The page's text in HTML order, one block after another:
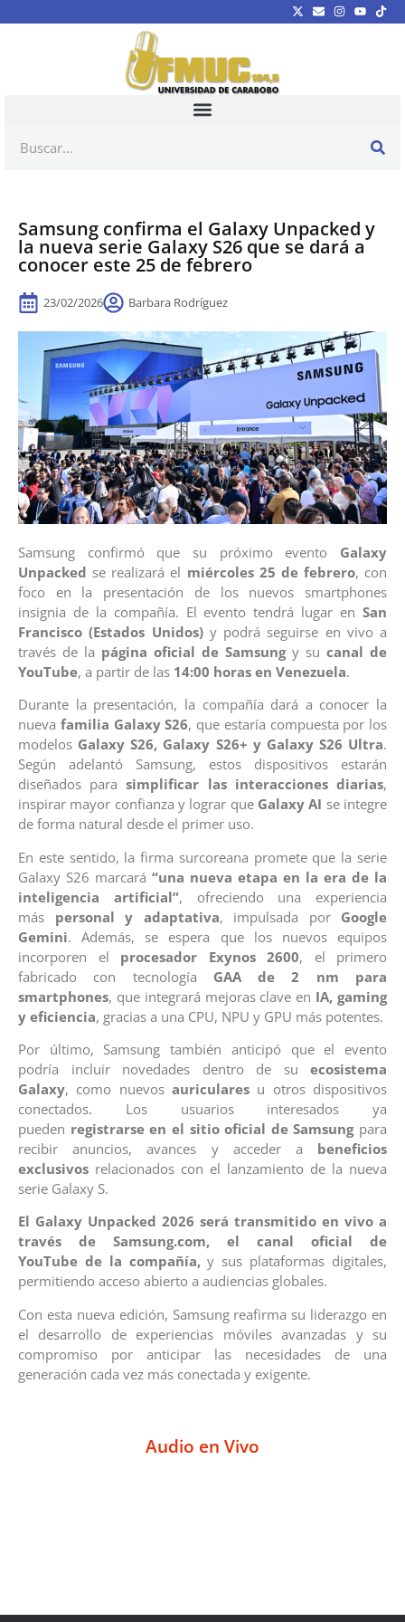
Samsung confirma el Galaxy Unpacked y
la nueva serie Galaxy S26 que se dará a
conocer este 25 de febrero
23/02/2026 Barbara Rodríguez
Samsung confirmó que su próximo evento Galaxy
Unpacked se realizará el miércoles 25 de febrero, con
foco en la presentación de los nuevos smartphones
insignia de la compañía. El evento tendrá lugar en San
Francisco (Estados Unidos)y podrá seguirse en vivo a
través de la página oficial de Samsungy su canal de
YouTube, a partir de las 14:00 horas en Venezuela.
Durante la presentación, la compañía dará a conocer la
nueva familia Galaxy S26, que estaría compuesta por los
modelos Galaxy S26, Galaxy S26+ y Galaxy S26 Ultra.
Según adelantó Samsung, estos dispositivos estarán
diseñados parasimplificar las interacciones diarias,
inspirar mayor confianza y lograr que Galaxy AI se integre
de forma natural desde el primer uso.
En este sentido, la firma surcoreana promete que la serie
Galaxy S26 marcará “una nueva etapa en la era de la
inteligencia artificial”, ofreciendo una experiencia
más personal y adaptativa, impulsada por Google
Gemini. Además, se espera que los nuevos equipos
incorporen el procesador Exynos 2600, el primero
fabricado con tecnología GAA de 2 nm para
smartphones, que integrará mejoras clave en IA, gaming
y eficiencia, gracias a una CPU, NPU y GPU más potentes.
Por último, Samsung también anticipó que el evento
podría incluir novedades dentro de su ecosistema
Galaxy, como nuevos auriculares u otros dispositivos
conectados. Los usuarios interesados ya
pueden registrarse en el sitio oficial de Samsungpara
recibir anuncios, avances y acceder a beneficios
exclusivos relacionados con el lanzamiento de la nueva
serie Galaxy S.
El Galaxy Unpacked 2026 será transmitido en vivo a
través de Samsung.com, el canal oficial de
YouTube de la compañía,y sus plataformas digitales,
permitiendo acceso abierto a audiencias globales.
Con esta nueva edición, Samsung reafirma su liderazgo en
el desarrollo de experiencias móviles avanzadas y su
compromiso por anticipar las necesidades de una
generación cada vez más conectada y exigente.
Audio en Vivo